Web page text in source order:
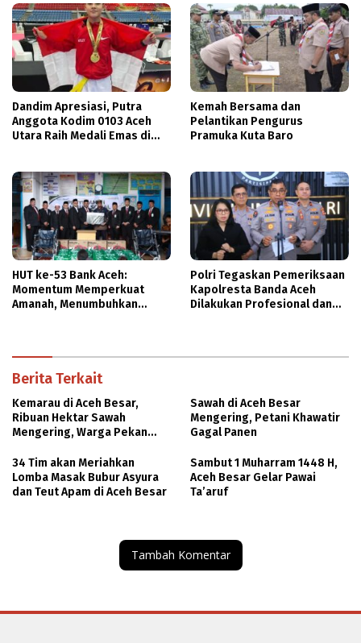
Dandim Apresiasi, Putra
Anggota Kodim 0103 Aceh
Utara Raih Medali Emas di
Kemah Bersama dan
Pelantikan Pengurus
Pramuka Kuta Baro
HUT ke-53 Bank Aceh:
Momentum Memperkuat
Amanah, Menumbuhkan
Polri Tegaskan Pemeriksaan
Kapolresta Banda Aceh
Dilakukan Profesional dan
Berita Terkait
Kemarau di Aceh Besar,
Ribuan Hektar Sawah
Mengering, Warga Pekan
Sawah di Aceh Besar
Mengering, Petani Khawatir
Gagal Panen
34 Tim akan Meriahkan
Lomba Masak Bubur Asyura
dan Teut Apam di Aceh Besar
Sambut 1 Muharram 1448 H,
Aceh Besar Gelar Pawai
Ta’aruf
Tambah Komentar